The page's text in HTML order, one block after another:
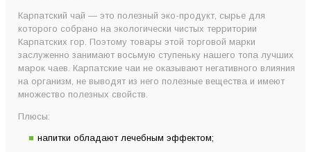
Карпатский чай — это полезный эко-продукт, сырье для
которого собрано на экологически чистых территории
Карпатских гор. Поэтому товары этой торговой марки
заслуженно занимают восьмую ступеньку нашего топа лучших
марок чаев. Карпатские чаи не оказывают негативного влияния
на организм, не выводят из него полезные вещества и имеют
множество полезных свойств.
Плюсы:
напитки обладают лечебным эффектом;